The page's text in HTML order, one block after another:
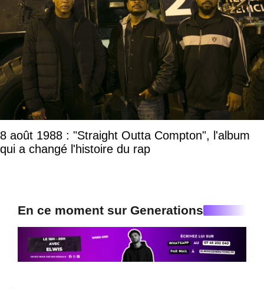
8 août 1988 : "Straight Outta Compton", l'album
qui a changé l'histoire du rap
En ce moment sur Generations